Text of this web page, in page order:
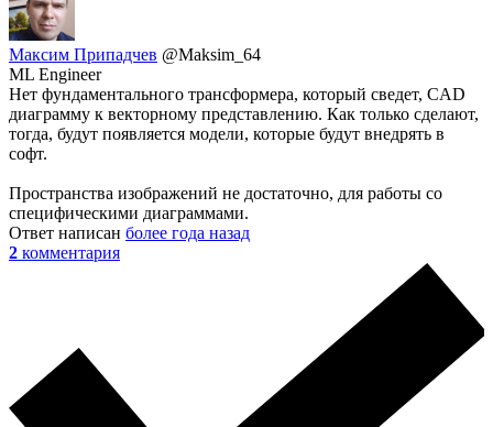
Максим Припадчев @Maksim_64
ML Engineer
Нет фундаментального трансформера, который сведет, CAD
диаграмму к векторному представлению. Как только сделают,
тогда, будут появляется модели, которые будут внедрять в
софт.
Пространства изображений не достаточно, для работы со
специфическими диаграммами.
Ответ написан более года назад
2 комментария